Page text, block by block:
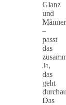
Glanz
und
–
passt
das
Ja,
das
geht
Das